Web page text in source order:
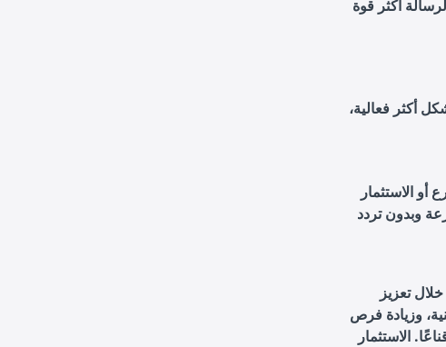
أكثر فعالية،
الاستثمار
تعزيز
وزيادة فرص
الاستثمار